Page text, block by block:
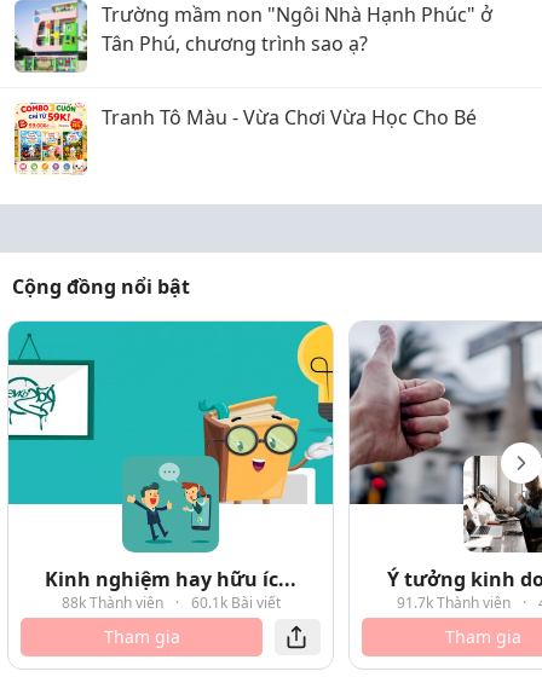
Trường mầm non "Ngôi Nhà Hạnh Phúc" ở
Tân Phú, chương trình sao ạ?
Tranh Tô Màu - Vừa Chơi Vừa Học Cho Bé
Cộng đồng nổi bật
Kinh nghiệm hay hữu íc...
88k Thành viên · 60.1k Bài viết
Tham gia
Ý tưởng kinh
91.7k Thành viên ·
Tham gia